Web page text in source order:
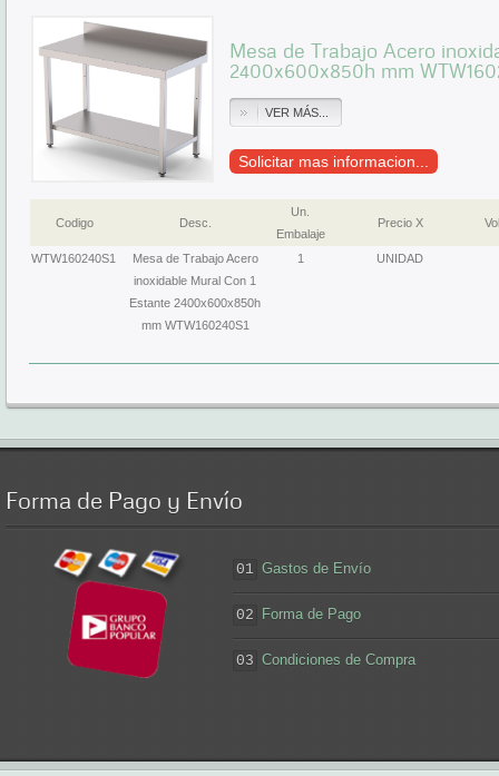
Mesa de Trabajo Acero
2400x600x850h mm
VER MÁS...
Solicitar mas informacion...
Codigo Desc.
Un.
Embalaje
Precio X
WTW160240S1
Mesa de Trabajo Acero
inoxidable Mural Con 1
Estante 2400x600x850h
mm WTW160240S1
1 UNIDAD
Forma de Pago y Envío
01 Gastos de Envío
02 Forma de Pago
03 Condiciones de Compra